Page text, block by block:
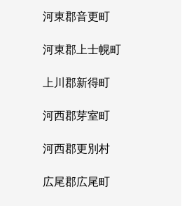
河東郡音更町
河東郡上士幌町
上川郡新得町
河西郡芽室町
河西郡更別村
広尾郡広尾町